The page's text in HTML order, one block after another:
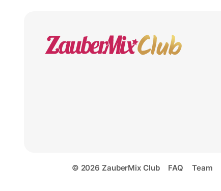
© 2026 ZauberMix Club FAQ Team